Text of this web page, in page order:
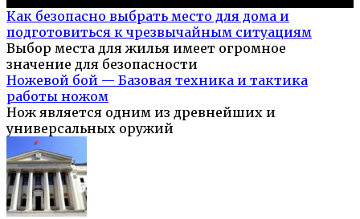
Как безопасно выбрать место для дома и
подготовиться к чрезвычайным ситуациям
Выбор места для жилья имеет огромное
значение для безопасности
Ножевой бой — Базовая техника и тактика
работы ножом
Нож является одним из древнейших и
универсальных оружий